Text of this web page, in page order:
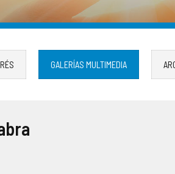
GALERÍAS MULTIMEDIA